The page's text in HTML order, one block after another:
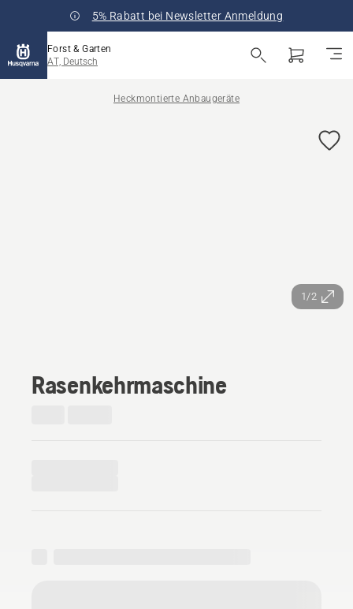
5% Rabatt bei Newsletter Anmeldung
Forst & Garten
AT, Deutsch
Heckmontierte Anbaugeräte
1/2
Rasenkehrmaschine